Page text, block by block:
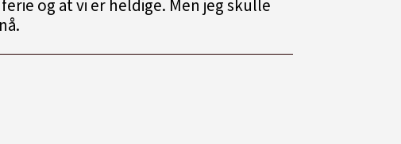
og at vi er heldige. Men jeg skulle